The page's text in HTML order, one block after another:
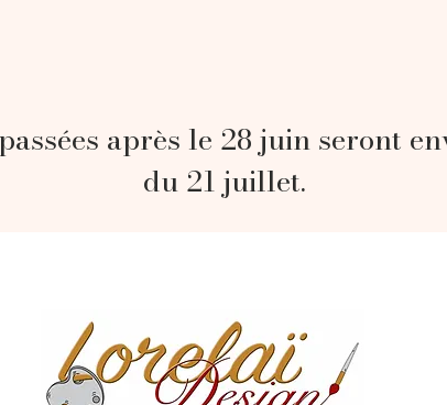
après le 28 juin seront
du 21 juillet.